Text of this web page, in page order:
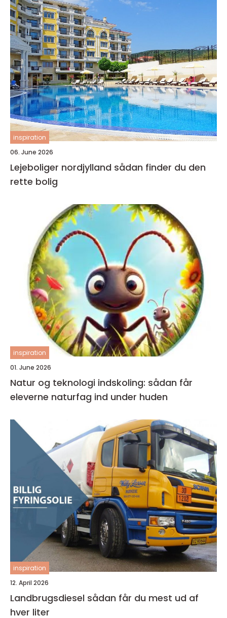
inspiration
06. June 2026
Lejeboliger nordjylland sådan finder du den
rette bolig
inspiration
01. June 2026
Natur og teknologi indskoling: sådan får
eleverne naturfag ind under huden
inspiration
12. April 2026
Landbrugsdiesel sådan får du mest ud af
hver liter